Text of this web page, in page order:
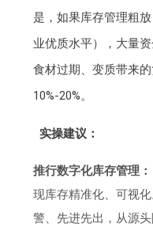
是，如果库存管理粗
业优质水平），大量
食材过期、变质带来
10%-20%。
实操建议：
推行数字化库存管理：
现库存精准化、可视
警、先进先出，从源